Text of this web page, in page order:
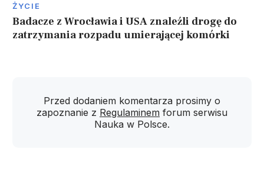
ŻYCIE
Badacze z Wrocławia i USA znaleźli drogę do
zatrzymania rozpadu umierającej komórki
Przed dodaniem komentarza prosimy o
zapoznanie z Regulaminem forum serwisu
Nauka w Polsce.